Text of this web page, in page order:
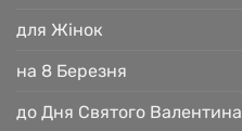
для Жінок
на 8 Березня
до Дня Святого Валентина